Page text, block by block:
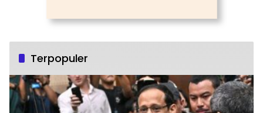
Terpopuler